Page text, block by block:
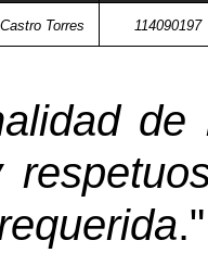
Torres 114090197
de